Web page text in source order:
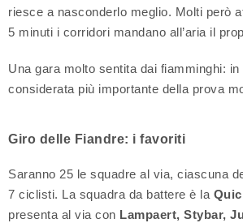
riesce a nasconderlo meglio. Molti però
5 minuti i corridori mandano all’aria il
Una gara molto sentita dai fiamminghi: in
considerata più importante della prova
Giro delle Fiandre: i favoriti
Saranno 25 le squadre al via, ciascuna
7 ciclisti. La squadra da battere è la
presenta al via con Lampaert, Stybar,